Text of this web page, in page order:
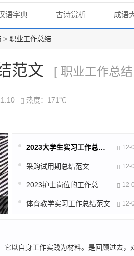
语字典 古诗赏析 成语
> 职业工作总结
范文 [ 职业工作总
热度：171℃
2023大学生实习工作总结模板范文 12-
采购试用期总结范文 12-
12-
体育教学实习工作总结范文 12-
它以自身工作实践为材料。是回顾过去